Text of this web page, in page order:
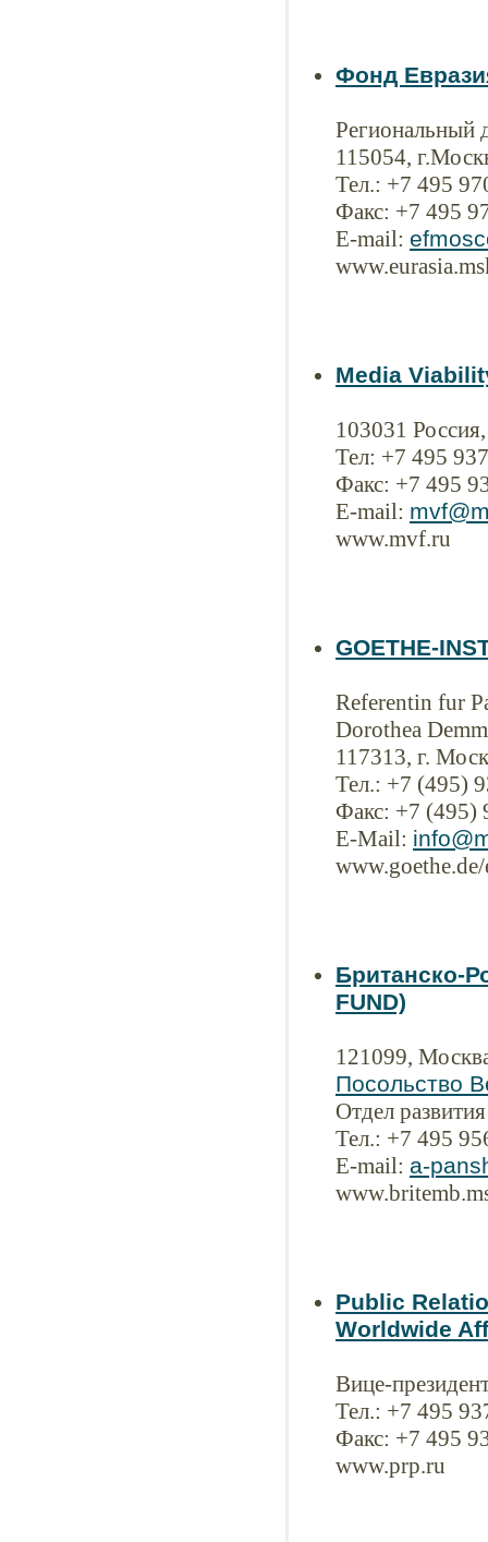
Фонд
Региональный
115054,
Тел.: +7 495
Факс: +7 495
E-mail:
Media
103031
Тел: +7 495
Факс: +7 495
E-mail:
www.mvf.ru
GOETHE-
Referentin fur
Dorothea
117313, г.
Тел.: +7 (495)
Факс: +7 (495)
E-Mail:
Британско-
FUND)
121099,
Посольство
Отдел
Тел.: +7 495
E-mail: a-
Public
Worldwide
Вице-
Тел.: +7 495
Факс: +7 495
www.prp.ru